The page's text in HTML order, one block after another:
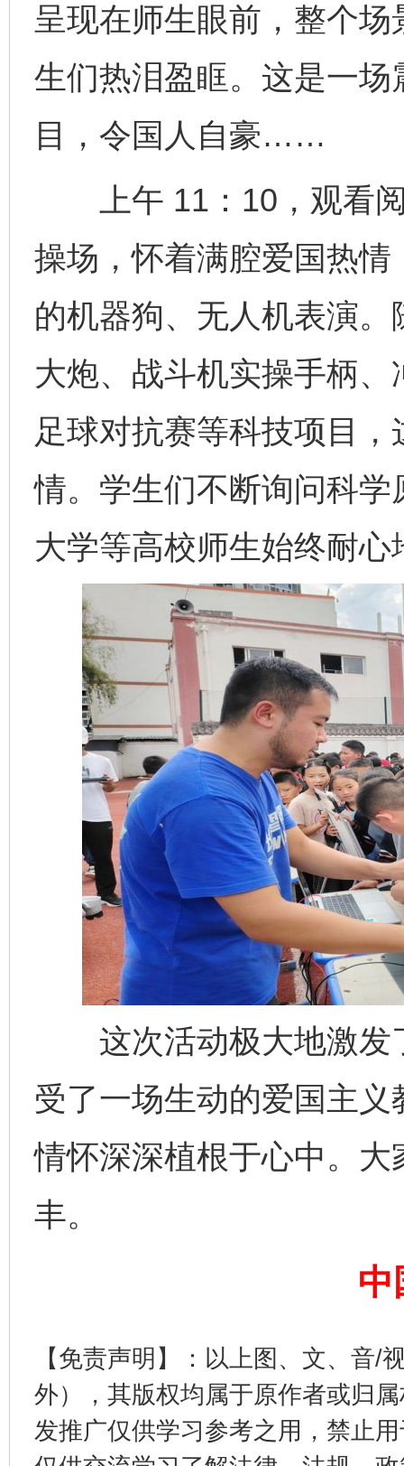
呈现在师生眼前，整个
生们热泪盈眶。这是一
目，令国人自豪……
上午 11：10，观看阅
操场，怀着满腔爱国热
的机器狗、无人机表演
大炮、战斗机实操手柄
足球对抗赛等科技项目
情。学生们不断询问科
大学等高校师生始终耐心
这次活动极大地激发
受了一场生动的爱国主义
情怀深深植根于心中。
丰。
中
【免责声明】：以上图、文、音/
外），其版权均属于原作者或归
发推广仅供学习参考之用，禁止
完善运行机制助力责任有效落实 一纸欠
东山县通报“牛蛙产品抗生素超标问题” 法